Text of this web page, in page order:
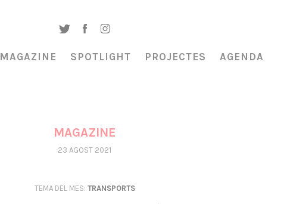
MAGAZINE SPOTLIGHT PROJECTES AGENDA
MAGAZINE
23 AGOST 2021
TEMA DEL MES: TRANSPORTS